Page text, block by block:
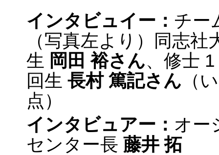
インタビュイー： チー
（写真左より）同志
生 岡田 裕さん、修士
回生 長村 篤記さん （
点）
インタビュアー： オー
センター長 藤井 拓